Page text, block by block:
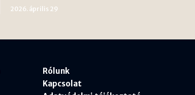
2026. április 29
Rólunk
Kapcsolat